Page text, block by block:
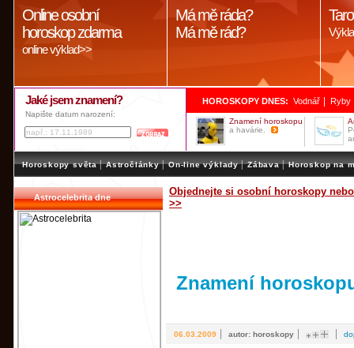
Online osobní
horoskop zdarma
online výklad>>
Má mě ráda?
Má mě rád?
Jaké jsem znamení?
Napište datum narození:
HOROSKOPY DNES: Vodnář Ryby
Znamení horoskopu
a havárie.
Horoskopy světa | Astročlánky | On-line výklady | Zábava | Horoskop na
Astrocelebrita dne
Objednejte si osobní horoskopy
>>
Znamení
06.03.2009 | autor: horoskopy | |